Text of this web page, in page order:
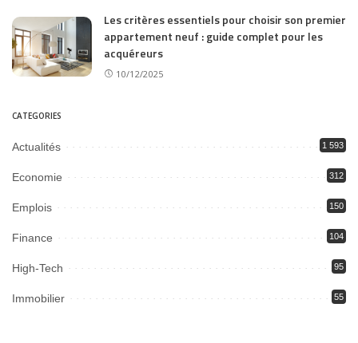
Les critères essentiels pour choisir son premier
appartement neuf : guide complet pour les
acquéreurs
10/12/2025
CATEGORIES
Actualités 1 593
Economie 312
Emplois 150
Finance 104
High-Tech 95
Immobilier 55